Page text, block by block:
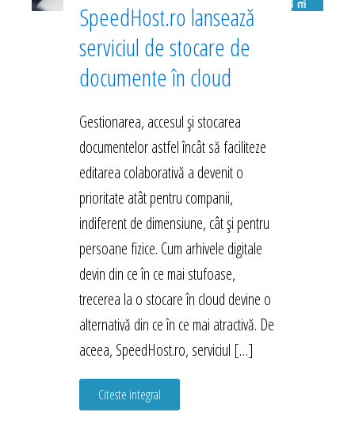
SpeedHost.ro lansează
serviciul de stocare de
documente în cloud
Gestionarea, accesul și stocarea
documentelor astfel încât să faciliteze
editarea colaborativă a devenit o
prioritate atât pentru companii,
indiferent de dimensiune, cât și pentru
persoane fizice. Cum arhivele digitale
devin din ce în ce mai stufoase,
trecerea la o stocare în cloud devine o
alternativă din ce în ce mai atractivă. De
aceea, SpeedHost.ro, serviciul […]
Citeste integral